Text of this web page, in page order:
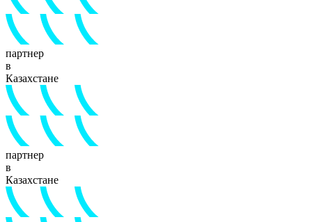
партнер
в
Казахстане
партнер
в
Казахстане